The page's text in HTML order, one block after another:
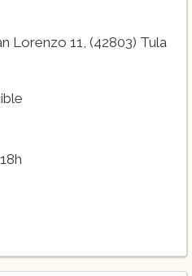
Lorenzo 11, (42803) Tula